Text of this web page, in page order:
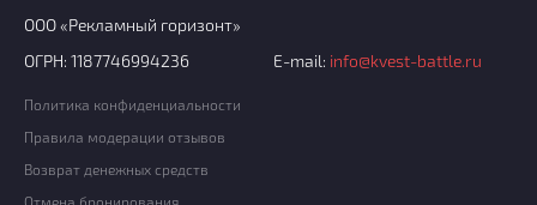
ООО «Рекламный горизонт»
ОГРН: 1187746994236
E-mail: info@kvest-battle.ru
Политика конфиденциальности
Правила модерации отзывов
Возврат денежных средств
Отмена бронирования